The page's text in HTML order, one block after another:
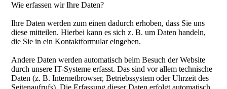
Wie erfassen wir Ihre Daten?
Ihre Daten werden zum einen dadurch erhoben, dass Sie uns
diese mitteilen. Hierbei kann es sich z. B. um Daten handeln,
die Sie in ein Kontaktformular eingeben.
Andere Daten werden automatisch beim Besuch der Website
durch unsere IT-Systeme erfasst. Das sind vor allem technische
Daten (z. B. Internetbrowser, Betriebssystem oder Uhrzeit des
Seitenaufrufs). Die Erfassung dieser Daten erfolgt automatisch,